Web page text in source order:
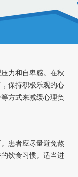
力和自卑感。在秋
保持积极乐观的心
方式来减缓心理负
患者应尽量避免熬
饮食习惯。适当进